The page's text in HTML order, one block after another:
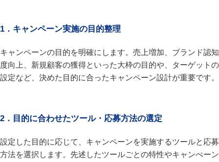
1．キャンペーン実施の目的整理
キャンペーンの目的を明確にします。売上増加、ブランド認知
度向上、新規顧客の獲得といった大枠の目的や、ターゲットの
設定など、決めた目的に合ったキャンペーン設計が重要です。
2．目的に合わせたツール・応募方法の選定
設定した目的に応じて、キャンペーンを実施するツールと応募
方法を選択します。先述したツールごとの特性やキャンぺーン